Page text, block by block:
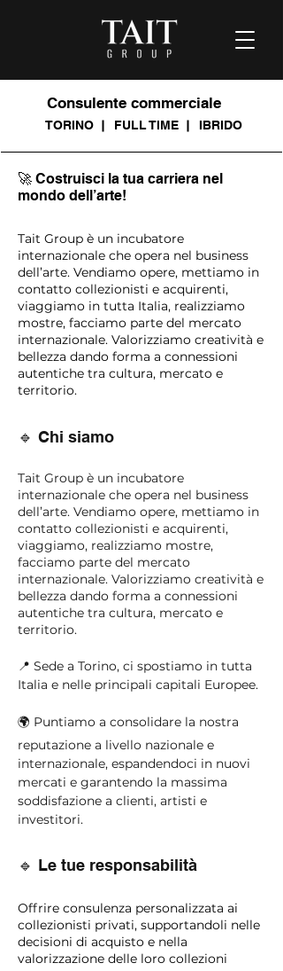
Consulente commerciale
TORINO FULL TIME IBRIDO
🚀 Costruisci la tua carriera nel
mondo dell’arte!
Tait Group è un incubatore
internazionale che opera nel business
dell’arte. Vendiamo opere, mettiamo in
contatto collezionisti e acquirenti,
viaggiamo in tutta Italia, realizziamo
mostre, facciamo parte del mercato
internazionale. Valorizziamo creatività e
bellezza dando forma a connessioni
autentiche tra cultura, mercato e
territorio.
🔹 Chi siamo
Tait Group è un incubatore
internazionale che opera nel business
dell’arte. Vendiamo opere, mettiamo in
contatto collezionisti e acquirenti,
viaggiamo, realizziamo mostre,
facciamo parte del mercato
internazionale. Valorizziamo creatività e
bellezza dando forma a connessioni
autentiche tra cultura, mercato e
territorio.
📍 Sede a Torino, ci spostiamo in tutta
Italia e nelle principali capitali Europee.
🌍 Puntiamo a consolidare la nostra
reputazione a livello nazionale e
internazionale, espandendoci in nuovi
mercati e garantendo la massima
soddisfazione a clienti, artisti e
investitori.
🔹 Le tue responsabilità
Offrire consulenza personalizzata ai
collezionisti privati, supportandoli nelle
decisioni di acquisto e nella
valorizzazione delle loro collezioni